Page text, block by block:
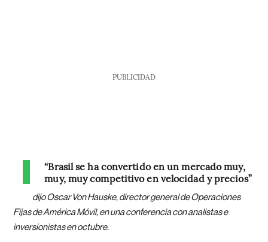
PUBLICIDAD
“Brasil se ha convertido en un mercado muy,
muy, muy competitivo en velocidad y precios”
dijo Oscar Von Hauske, director general de Operaciones
Fijas de América Móvil, en una conferencia con analistas e
inversionistas en octubre.